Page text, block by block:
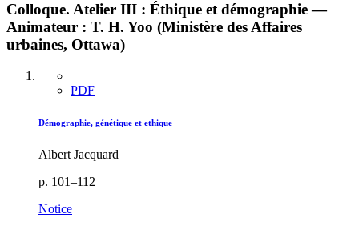
Colloque. Atelier III : Éthique et démographie —
Animateur : T. H. Yoo (Ministère des Affaires
urbaines, Ottawa)
PDF
Démographie, génétique et ethique
Albert Jacquard
p. 101–112
Notice